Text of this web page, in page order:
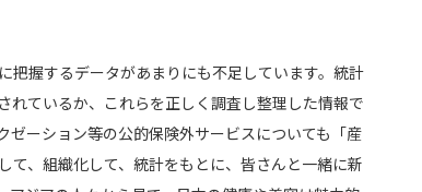
把握するデータがあまりにも不足しています。統計
れているか、これらを正しく調査し整理した情報で
ゼーション等の公的保険外サービスについても「産
て、組織化して、統計をもとに、皆さんと一緒に新